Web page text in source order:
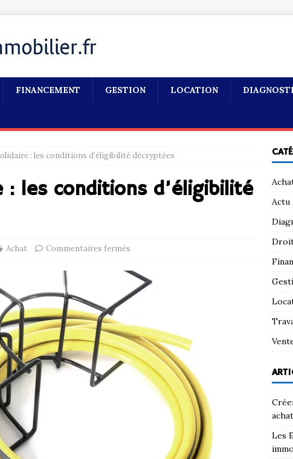
FINANCEMENT GESTION LOCATION
: les conditions d’éligibilité décryptées
: les conditions d’éligibilité
Achat Commentaires fermés
Actu
Les